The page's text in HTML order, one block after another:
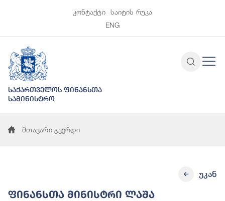
კონტაქტი
საიტის რუკა
ENG
საქართველოს ფინანსთა
სამინისტრო
მთავარი გვერდი
ფინანსთა მინისტრი ლაშა
უკან